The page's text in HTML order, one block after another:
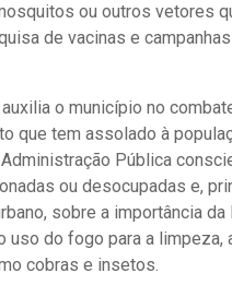
ou outros vetores
de vacinas e
o município no
que tem assolado à
Pública
ou desocupadas e,
sobre a importância
do fogo para a limpeza,
cobras e insetos.